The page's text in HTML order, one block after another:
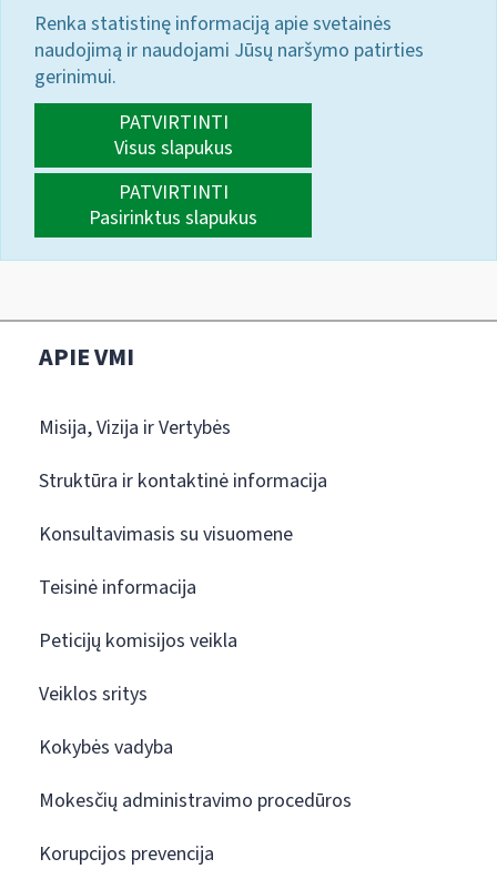
Renka statistinę informaciją apie svetainės
naudojimą ir naudojami Jūsų naršymo patirties
gerinimui.
PATVIRTINTI
Visus slapukus
PATVIRTINTI
Pasirinktus slapukus
APIE VMI
Misija, Vizija ir Vertybės
Struktūra ir kontaktinė informacija
Konsultavimasis su visuomene
Teisinė informacija
Peticijų komisijos veikla
Veiklos sritys
Kokybės vadyba
Mokesčių administravimo procedūros
Korupcijos prevencija